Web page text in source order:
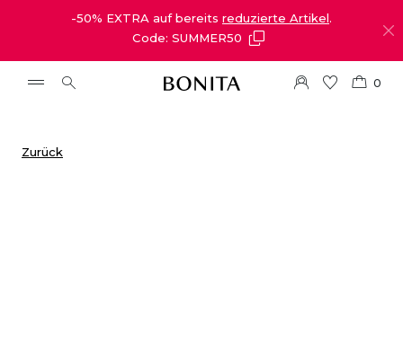
-50% EXTRA auf bereits reduzierte Artikel.
Code: SUMMER50
0
Zurück